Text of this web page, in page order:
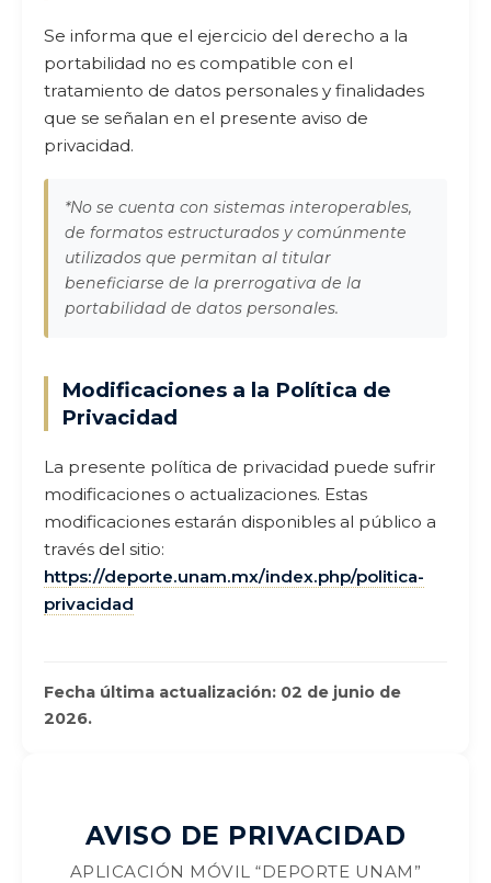
Se informa que el ejercicio del derecho a la
portabilidad no es compatible con el
tratamiento de datos personales y finalidades
que se señalan en el presente aviso de
privacidad.
*No se cuenta con sistemas interoperables,
de formatos estructurados y comúnmente
utilizados que permitan al titular
beneficiarse de la prerrogativa de la
portabilidad de datos personales.
Modificaciones a la Política de
Privacidad
La presente política de privacidad puede sufrir
modificaciones o actualizaciones. Estas
modificaciones estarán disponibles al público a
través del sitio:
https://deporte.unam.mx/index.php/politica-
privacidad
Fecha última actualización: 02 de junio de
2026.
AVISO DE PRIVACIDAD
APLICACIÓN MÓVIL “DEPORTE UNAM”